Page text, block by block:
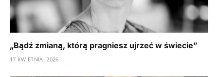
„Bądź zmianą, którą pragniesz ujrzeć w świecie”
17 KWIETNIA, 2026